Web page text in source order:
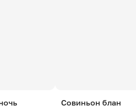
Совиньон блан